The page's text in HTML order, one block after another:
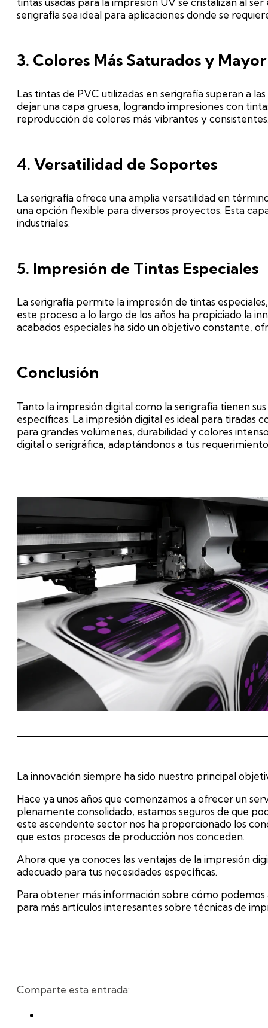
serigrafía sea ideal para aplicaciones donde se
3. Colores Más Saturados y
Las tintas de PVC utilizadas en serigrafía superan a
dejar una capa gruesa, logrando impresiones con
reproducción de colores más vibrantes y
4. Versatilidad de Soportes
La serigrafía ofrece una amplia versatilidad en
una opción flexible para diversos proyectos. Esta
industriales.
5. Impresión de Tintas Especiales
La serigrafía permite la impresión de tintas
este proceso a lo largo de los años ha propiciado la
acabados especiales ha sido un objetivo constante,
Conclusión
Tanto la impresión digital como la serigrafía tienen
específicas. La impresión digital es ideal para
para grandes volúmenes, durabilidad y colores
digital o serigráfica, adaptándonos a tus
La innovación siempre ha sido nuestro principal
Hace ya unos años que comenzamos a ofrecer un
plenamente consolidado, estamos seguros de que
este ascendente sector nos ha proporcionado los
que estos procesos de producción nos conceden.
Ahora que ya conoces las ventajas de la impresión
adecuado para tus necesidades específicas.
Para obtener más información sobre cómo
para más artículos interesantes sobre técnicas de
Comparte esta entrada: